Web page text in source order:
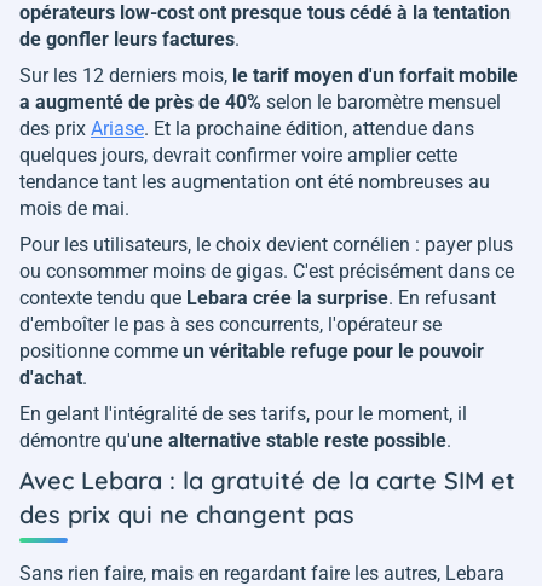
opérateurs low-cost ont presque tous cédé à la tentation
de gonfler leurs factures.
Sur les 12 derniers mois, le tarif moyen d'un forfait mobile
a augmenté de près de 40% selon le baromètre mensuel
des prix Ariase. Et la prochaine édition, attendue dans
quelques jours, devrait confirmer voire amplier cette
tendance tant les augmentation ont été nombreuses au
mois de mai.
Pour les utilisateurs, le choix devient cornélien : payer plus
ou consommer moins de gigas. C'est précisément dans ce
contexte tendu que Lebara crée la surprise. En refusant
d'emboîter le pas à ses concurrents, l'opérateur se
positionne comme un véritable refuge pour le pouvoir
d'achat.
En gelant l'intégralité de ses tarifs, pour le moment, il
démontre qu'une alternative stable reste possible.
Avec Lebara : la gratuité de la carte SIM et
des prix qui ne changent pas
Sans rien faire, mais en regardant faire les autres, Lebara